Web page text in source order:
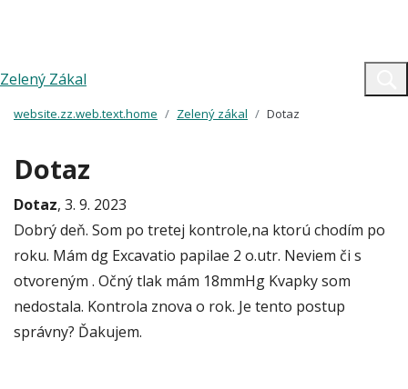
Zelený Zákal
website.zz.web.text.home Zelený zákal Dotaz
Dotaz
Dotaz, 3. 9. 2023
Dobrý deň. Som po tretej kontrole,na ktorú chodím po
roku. Mám dg Excavatio papilae 2 o.utr. Neviem či s
otvoreným . Očný tlak mám 18mmHg Kvapky som
nedostala. Kontrola znova o rok. Je tento postup
správny? Ďakujem.